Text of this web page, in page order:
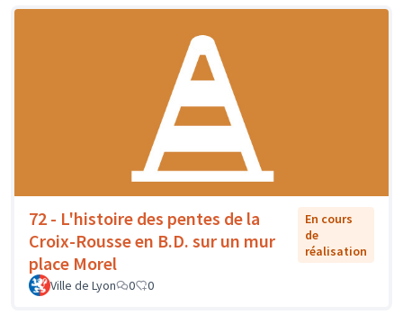
72 - L'histoire des pentes de la
Croix-Rousse en B.D. sur un mur
place Morel
En cours
de
réalisation
Ville de Lyon 0 0